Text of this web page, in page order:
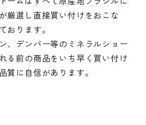
厳選し直接買い付けをおこな
おります。
、デンバー等のミネラルショー
る前の商品をいち早く買い付け
質に自信があります。